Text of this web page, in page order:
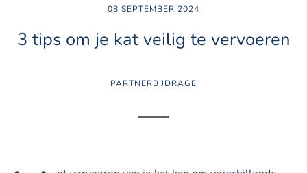
08 SEPTEMBER 2024
3 tips om je kat veilig te vervoeren
PARTNERBIJDRAGE